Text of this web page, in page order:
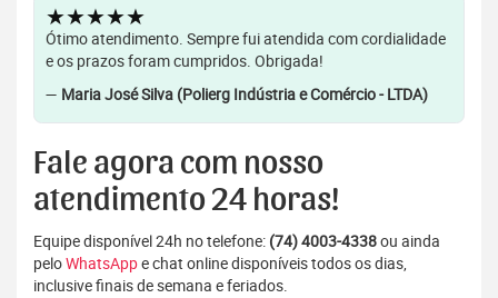
★★★★★
Ótimo atendimento. Sempre fui atendida com cordialidade
e os prazos foram cumpridos. Obrigada!
— Maria José Silva (Polierg Indústria e Comércio - LTDA)
Fale agora com nosso
atendimento 24 horas!
Equipe disponível 24h no telefone: (74) 4003-4338ou ainda
peloWhatsAppe chat online disponíveis todos os dias,
inclusive finais de semana e feriados.